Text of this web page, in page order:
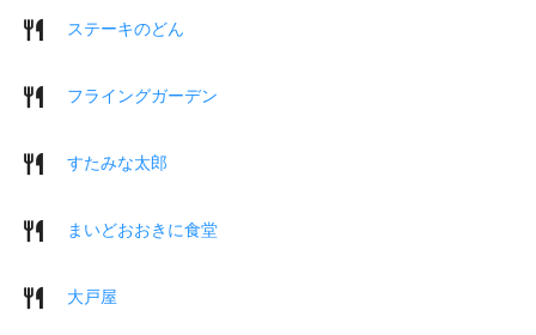
ステーキのどん
フライングガーデン
すたみな太郎
まいどおおきに食堂
大戸屋